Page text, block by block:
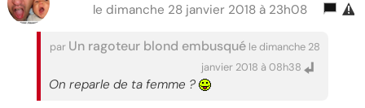
le dimanche 28 janvier 2018 à 23h08
par Un ragoteur blond embusqué le dimanche 28
janvier 2018 à 08h38
On reparle de ta femme ?